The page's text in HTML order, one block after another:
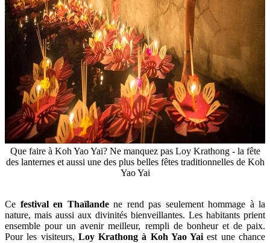
Que faire à Koh Yao Yai? Ne manquez pas Loy Krathong - la fête
des lanternes et aussi une des plus belles fêtes traditionnelles de Koh
Yao Yai
Ce festival en Thaïlandene rend pas seulement hommage à la
nature, mais aussi aux divinités bienveillantes. Les habitants prient
ensemble pour un avenir meilleur, rempli de bonheur et de paix.
Pour les visiteurs, Loy Krathong à Koh Yao Yai est une chance